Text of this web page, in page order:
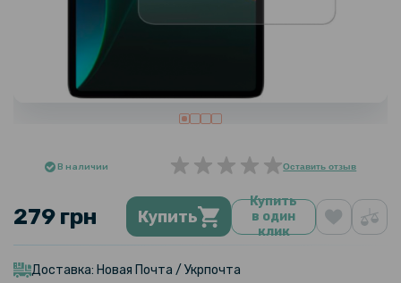
В наличии Оставить отзыв
279 грн Купить
Купить
в один
клик
Доставка: Новая Почта / Укрпочта